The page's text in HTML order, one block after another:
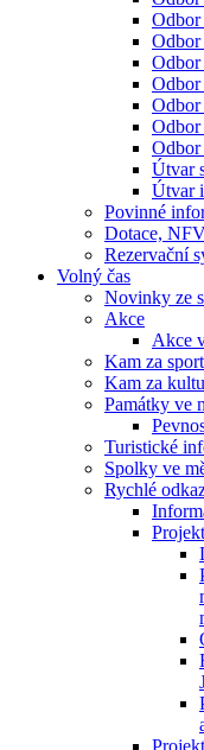
Odbor
Odbor
Odbor
Odbor
Odbor
Útvar
Útvar
Povinné
Dotace,
Rezervační
Volný čas
Novinky ze
Akce
Akce
Kam za
Kam za
Památky ve
Turistické
Spolky ve
Rychlé